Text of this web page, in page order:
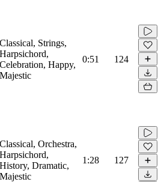
Classical, Strings,
Harpsichord,
Celebration, Happy,
Majestic
0:51 124
Classical, Orchestra,
Harpsichord,
History, Dramatic,
Majestic
1:28 127